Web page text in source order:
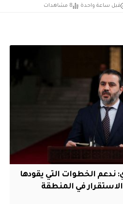
قبل ساعة واحدة 8 مشاهدات
ندعم الخطوات التي يقودها
الاستقرار في المنطقة